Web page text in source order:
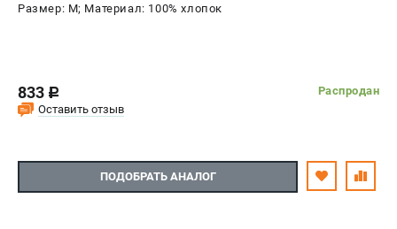
Размер: M; Материал: 100% хлопок
833 c
Распродан
Оставить отзыв
ПОДОБРАТЬ АНАЛОГ